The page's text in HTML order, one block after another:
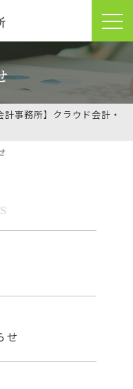
事務所】クラウド会計・
せ